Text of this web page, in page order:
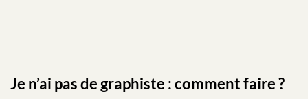
Je n’ai pas de graphiste : comment faire ?